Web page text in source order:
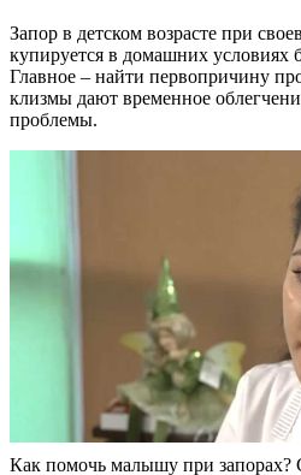
Запор в детском возрасте при
купируется в домашних условиях
Главное – найти первопричину
клизмы дают временное
проблемы.
Как помочь малышу при запорах?